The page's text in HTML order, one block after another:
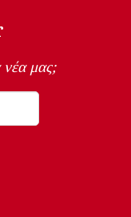
νέα μας;